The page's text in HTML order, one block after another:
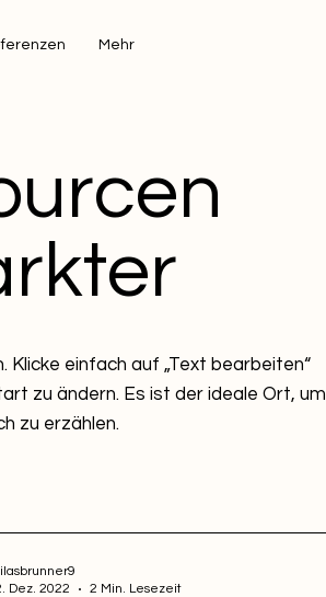
Mehr
Klicke einfach auf „Text bearbeiten“
zu ändern. Es ist der ideale Ort, um
zu erzählen.
Dez. 2022
2 Min. Lesezeit